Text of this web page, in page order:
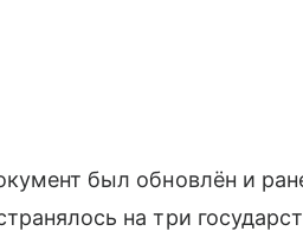
был обновлён и
на три